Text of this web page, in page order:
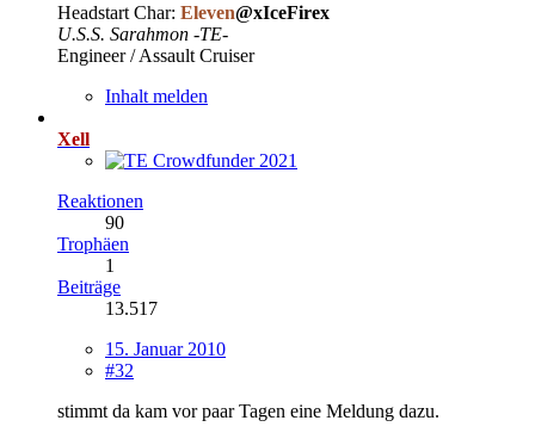
Headstart Char: Eleven@xIceFirex
U.S.S. Sarahmon -TE-
Engineer / Assault Cruiser
Inhalt melden
Xell
Reaktionen
90
Trophäen
1
Beiträge
13.517
15. Januar 2010
#32
stimmt da kam vor paar Tagen eine Meldung dazu.